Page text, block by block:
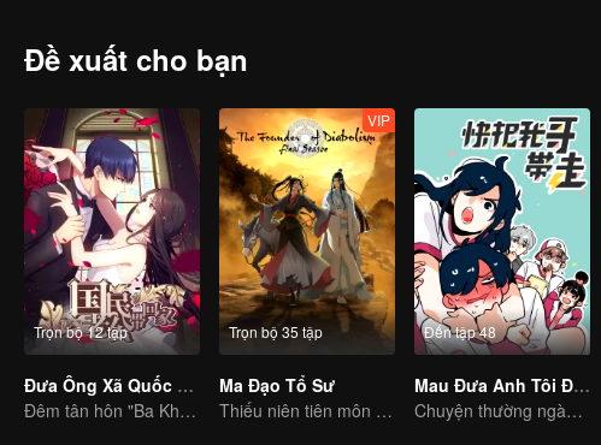
Đề xuất cho bạn
Trọn bộ 12 tập
Đưa Ông Xã Quốc Dân Về Nhà (S1)
Đêm tân hôn "Ba Không"
Trọn bộ 35 tập
VIP
Ma Đạo Tổ Sư
Thiếu niên tiên môn trừ hại xua đuổi ta ma cho người dân
Đến tập 48
Mau Đưa Anh Tôi Đi Giùm Cái
Chuyện thường ngày cười ôm bụng của hai anh em